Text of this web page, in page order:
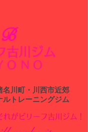
古川ジム
B
名川町・川西市近郊
ルトレーニングジム
がビリーフ古川ジム！